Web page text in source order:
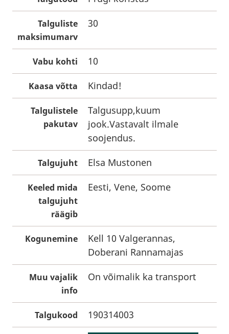
Talguliste
maksimumarv
30
Vabu kohti 10
Kaasa võtta Kindad!
Talgulistele
pakutav
Talgusupp,kuum
jook.Vastavalt ilmale
soojendus.
Talgujuht Elsa Mustonen
Keeled mida
talgujuht
räägib
Eesti, Vene, Soome
Kogunemine
Kell 10 Valgerannas,
Doberani Rannamajas
Muu vajalik
info
On võimalik ka transport
Talgukood 190314003